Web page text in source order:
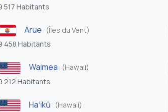
517 Habitants
Arue (Îles du Vent)
458 Habitants
Waimea (Hawaii)
212 Habitants
Haʻikū (Hawaii)